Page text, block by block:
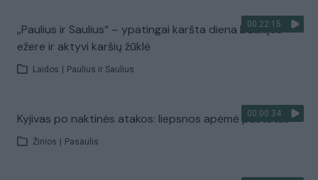
00:22:15
„Paulius ir Saulius“ – ypatingai karšta diena Dzūkijos
ežere ir aktyvi karšių žūklė
Laidos Paulius ir Saulius
00:00:34
Kyjivas po naktinės atakos: liepsnos apėmė pastatus
Žinios Pasaulis